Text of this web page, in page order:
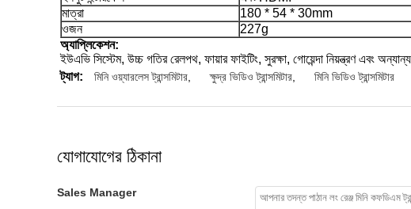
মাত্রা
180 * 54 * 30mm
ওজন
227g
অ্যাপ্লিকেশন:
ইউএভি সিস্টেম, উচ্চ গতির রেলপথ, ফায়ার ফাইটিং, সুরক্ষা, গোয়েন্দা নিয়ন্ত্রণ এবং
ট্যাগ:
মিনি ওয়্যারলেস ট্রান্সমিটার ক্ষুদ্র ভিডিও ট্রান্সমিটার মিনি ভিডিও ট্রান্সমিটার
যোগাযোগের ঠিকানা
Sales Manager